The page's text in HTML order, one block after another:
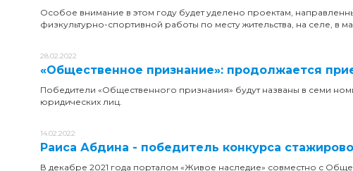
Особое внимание в этом году будет уделено проектам,
физкультурно-спортивной работы по месту жительства, на селе, в
28.02.2022
«Общественное признание»: продолжается
Победители «Общественного признания» будут названы в семи
юридических лиц.
14.02.2022
Раиса Абдина - победитель конкурса
В декабре 2021 года порталом «Живое наследие» совместно с